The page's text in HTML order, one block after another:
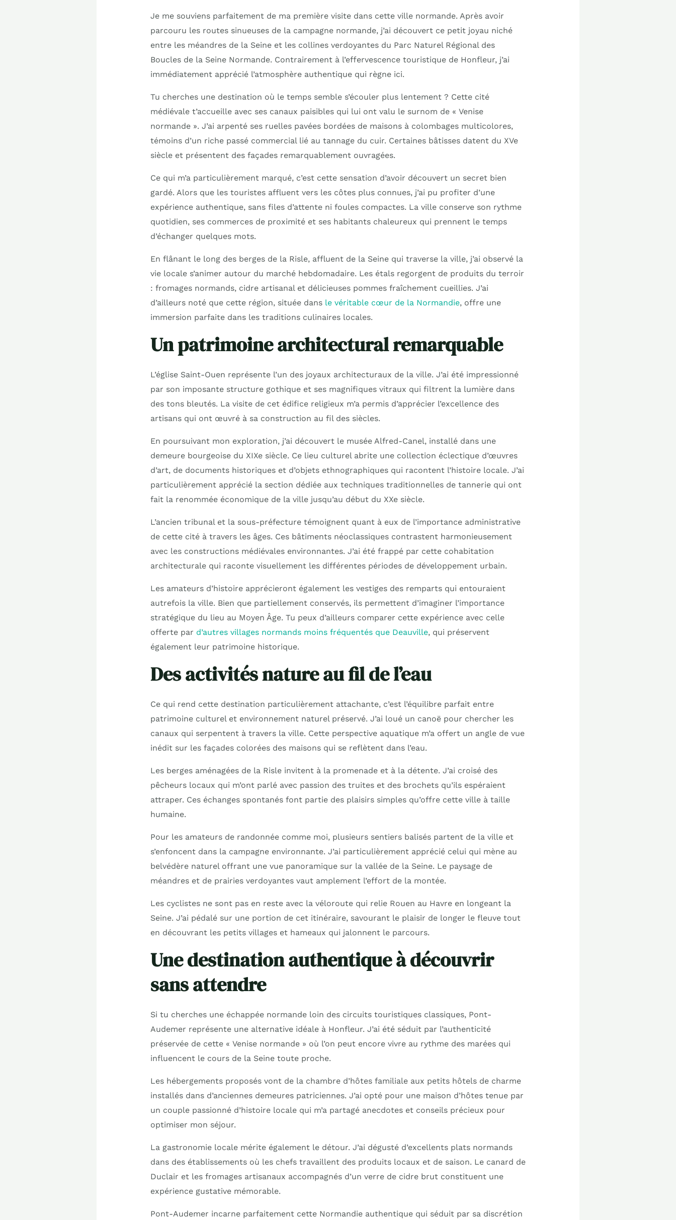
Je me souviens parfaitement de ma première visite dans cette ville normande. Après avoir
parcouru les routes sinueuses de la campagne normande, j’ai découvert ce petit joyau niché
entre les méandres de la Seine et les collines verdoyantes du Parc Naturel Régional des
Boucles de la Seine Normande. Contrairement à l’effervescence touristique de Honfleur, j’ai
immédiatement apprécié l’atmosphère authentique qui règne ici.
Tu cherches une destination où le temps semble s’écouler plus lentement ? Cette cité
médiévale t’accueille avec ses canaux paisibles qui lui ont valu le surnom de « Venise
normande ». J’ai arpenté ses ruelles pavées bordées de maisons à colombages multicolores,
témoins d’un riche passé commercial lié au tannage du cuir. Certaines bâtisses datent du XVe
siècle et présentent des façades remarquablement ouvragées.
Ce qui m’a particulièrement marqué, c’est cette sensation d’avoir découvert un secret bien
gardé. Alors que les touristes affluent vers les côtes plus connues, j’ai pu profiter d’une
expérience authentique, sans files d’attente ni foules compactes. La ville conserve son rythme
quotidien, ses commerces de proximité et ses habitants chaleureux qui prennent le temps
d’échanger quelques mots.
En flânant le long des berges de la Risle, affluent de la Seine qui traverse la ville, j’ai observé la
vie locale s’animer autour du marché hebdomadaire. Les étals regorgent de produits du terroir
: fromages normands, cidre artisanal et délicieuses pommes fraîchement cueillies. J’ai
d’ailleurs noté que cette région, située dans le véritable cœur de la Normandie, offre une
immersion parfaite dans les traditions culinaires locales.
Un patrimoine architectural remarquable
L’église Saint-Ouen représente l’un des joyaux architecturaux de la ville. J’ai été impressionné
par son imposante structure gothique et ses magnifiques vitraux qui filtrent la lumière dans
des tons bleutés. La visite de cet édifice religieux m’a permis d’apprécier l’excellence des
artisans qui ont œuvré à sa construction au fil des siècles.
En poursuivant mon exploration, j’ai découvert le musée Alfred-Canel, installé dans une
demeure bourgeoise du XIXe siècle. Ce lieu culturel abrite une collection éclectique d’œuvres
d’art, de documents historiques et d’objets ethnographiques qui racontent l’histoire locale. J’ai
particulièrement apprécié la section dédiée aux techniques traditionnelles de tannerie qui ont
fait la renommée économique de la ville jusqu’au début du XXe siècle.
L’ancien tribunal et la sous-préfecture témoignent quant à eux de l’importance administrative
de cette cité à travers les âges. Ces bâtiments néoclassiques contrastent harmonieusement
avec les constructions médiévales environnantes. J’ai été frappé par cette cohabitation
architecturale qui raconte visuellement les différentes périodes de développement urbain.
Les amateurs d’histoire apprécieront également les vestiges des remparts qui entouraient
autrefois la ville. Bien que partiellement conservés, ils permettent d’imaginer l’importance
stratégique du lieu au Moyen Âge. Tu peux d’ailleurs comparer cette expérience avec celle
offerte par d’autres villages normands moins fréquentés que Deauville, qui préservent
également leur patrimoine historique.
Des activités nature au fil de l’eau
Ce qui rend cette destination particulièrement attachante, c’est l’équilibre parfait entre
patrimoine culturel et environnement naturel préservé. J’ai loué un canoë pour chercher les
canaux qui serpentent à travers la ville. Cette perspective aquatique m’a offert un angle de vue
inédit sur les façades colorées des maisons qui se reflètent dans l’eau.
Les berges aménagées de la Risle invitent à la promenade et à la détente. J’ai croisé des
pêcheurs locaux qui m’ont parlé avec passion des truites et des brochets qu’ils espéraient
attraper. Ces échanges spontanés font partie des plaisirs simples qu’offre cette ville à taille
humaine.
Pour les amateurs de randonnée comme moi, plusieurs sentiers balisés partent de la ville et
s’enfoncent dans la campagne environnante. J’ai particulièrement apprécié celui qui mène au
belvédère naturel offrant une vue panoramique sur la vallée de la Seine. Le paysage de
méandres et de prairies verdoyantes vaut amplement l’effort de la montée.
Les cyclistes ne sont pas en reste avec la véloroute qui relie Rouen au Havre en longeant la
Seine. J’ai pédalé sur une portion de cet itinéraire, savourant le plaisir de longer le fleuve tout
en découvrant les petits villages et hameaux qui jalonnent le parcours.
Une destination authentique à découvrir
sans attendre
Si tu cherches une échappée normande loin des circuits touristiques classiques, Pont-
Audemer représente une alternative idéale à Honfleur. J’ai été séduit par l’authenticité
préservée de cette « Venise normande » où l’on peut encore vivre au rythme des marées qui
influencent le cours de la Seine toute proche.
Les hébergements proposés vont de la chambre d’hôtes familiale aux petits hôtels de charme
installés dans d’anciennes demeures patriciennes. J’ai opté pour une maison d’hôtes tenue par
un couple passionné d’histoire locale qui m’a partagé anecdotes et conseils précieux pour
optimiser mon séjour.
La gastronomie locale mérite également le détour. J’ai dégusté d’excellents plats normands
dans des établissements où les chefs travaillent des produits locaux et de saison. Le canard de
Duclair et les fromages artisanaux accompagnés d’un verre de cidre brut constituent une
expérience gustative mémorable.
Pont-Audemer incarne parfaitement cette Normandie authentique qui séduit par sa discrétion